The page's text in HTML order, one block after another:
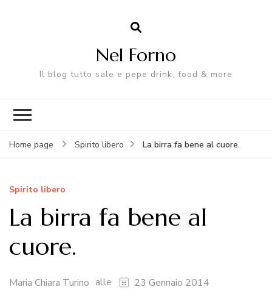
Nel Forno
Il blog tutto sale e pepe drink, food & more
Home page Spirito libero La birra fa bene al cuore.
Spirito libero
La birra fa bene al
cuore.
Maria Chiara Turino alle 23 Gennaio 2014